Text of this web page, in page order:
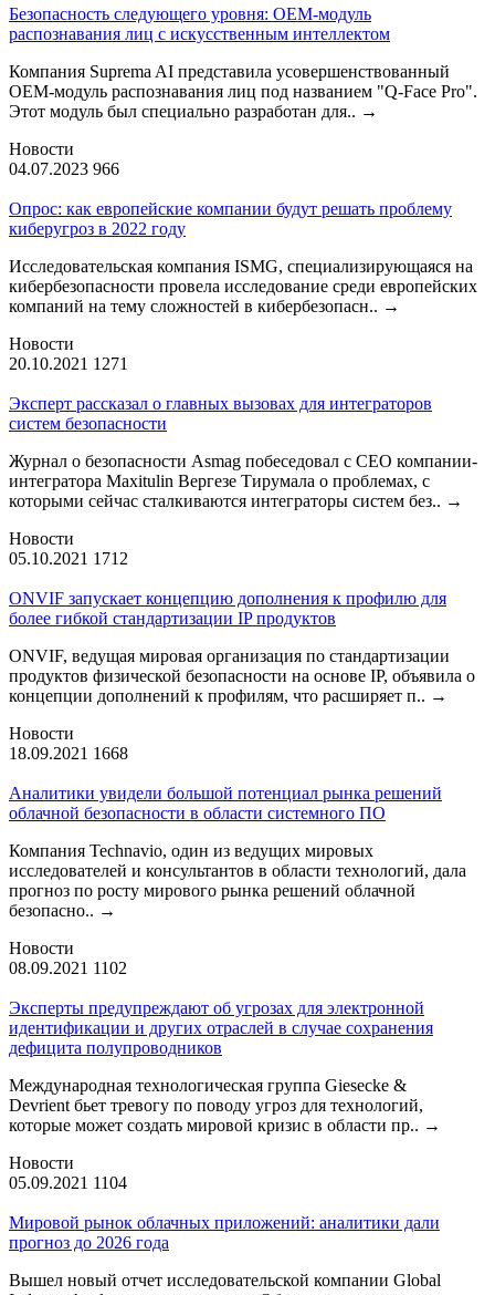
Безопасность следующего уровня: OEM-модуль
распознавания лиц с искусственным интеллектом
Компания Suprema AI представила усовершенствованный
OEM-модуль распознавания лиц под названием "Q-Face Pro".
Этот модуль был специально разработан для.. →
Новости
04.07.2023 966
Опрос: как европейские компании будут решать проблему
киберугроз в 2022 году
Исследовательская компания ISMG, специализирующаяся на
кибербезопасности провела исследование среди европейских
компаний на тему сложностей в кибербезопасн.. →
Новости
20.10.2021 1271
Эксперт рассказал о главных вызовах для интеграторов
систем безопасности
Журнал о безопасности Asmag побеседовал с CEO компании-
интегратора Maxitulin Вергезе Тирумала о проблемах, с
которыми сейчас сталкиваются интеграторы систем без.. →
Новости
05.10.2021 1712
ONVIF запускает концепцию дополнения к профилю для
более гибкой стандартизации IP продуктов
ONVIF, ведущая мировая организация по стандартизации
продуктов физической безопасности на основе IP, объявила о
концепции дополнений к профилям, что расширяет п.. →
Новости
18.09.2021 1668
Аналитики увидели большой потенциал рынка решений
облачной безопасности в области системного ПО
Компания Technavio, один из ведущих мировых
исследователей и консультантов в области технологий, дала
прогноз по росту мирового рынка решений облачной
безопасно.. →
Новости
08.09.2021 1102
Эксперты предупреждают об угрозах для электронной
идентификации и других отраслей в случае сохранения
дефицита полупроводников
Международная технологическая группа Giesecke &
Devrient бьет тревогу по поводу угроз для технологий,
которые может создать мировой кризис в области пр.. →
Новости
05.09.2021 1104
Мировой рынок облачных приложений: аналитики дали
прогноз до 2026 года
Вышел новый отчет исследовательской компании Global